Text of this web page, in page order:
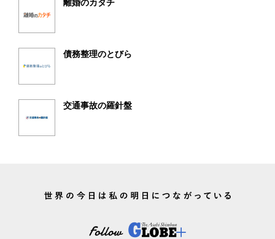
離婚のカタチ
債務整理のとびら
交通事故の羅針盤